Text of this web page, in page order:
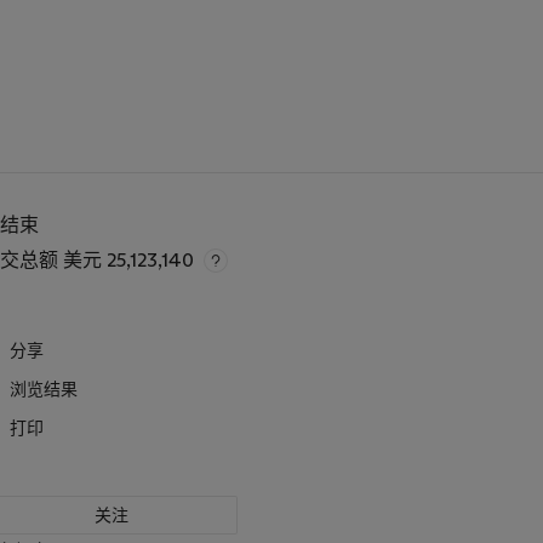
束
总额 美元 25,123,140
分享
浏览结果
打印
关注